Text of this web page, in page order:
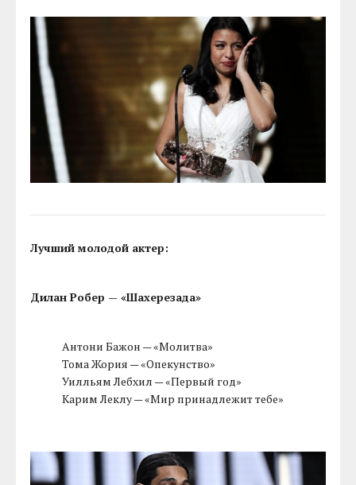
Лучший молодой актер:
Дилан Робер — «Шахерезада»
Антони Бажон — «Молитва»
Тома Жория — «Опекунство»
Уилльям Лебхил — «Первый год»
Карим Леклу — «Мир принадлежит тебе»